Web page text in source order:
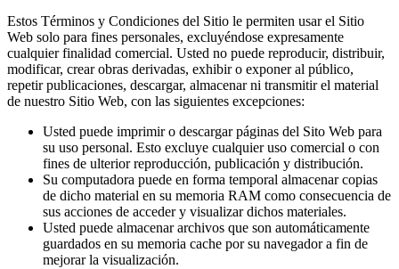
Estos Términos y Condiciones del Sitio le permiten usar el Sitio
Web solo para fines personales, excluyéndose expresamente
cualquier finalidad comercial. Usted no puede reproducir, distribuir,
modificar, crear obras derivadas, exhibir o exponer al público,
repetir publicaciones, descargar, almacenar ni transmitir el material
de nuestro Sitio Web, con las siguientes excepciones:
Usted puede imprimir o descargar páginas del Sito Web para
su uso personal. Esto excluye cualquier uso comercial o con
fines de ulterior reproducción, publicación y distribución.
Su computadora puede en forma temporal almacenar copias
de dicho material en su memoria RAM como consecuencia de
sus acciones de acceder y visualizar dichos materiales.
Usted puede almacenar archivos que son automáticamente
guardados en su memoria cache por su navegador a fin de
mejorar la visualización.